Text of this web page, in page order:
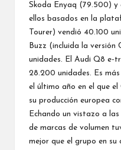
Skoda Enyaq (79.500) y
ellos basados en la
Tourer) vendió 40.100
Buzz (incluida la
unidades. El Audi Q8 e-
28.200 unidades. Es
el último año en el que
su producción europea
Echando un vistazo a
de marcas de volumen
mejor que el grupo en su